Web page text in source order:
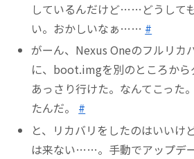
しているんだけど……どうして
い。おかしいなぁ…… #
がーん、Nexus Oneのフルリカ
に、boot.imgを別のところから
あっさり行けた。なんてこった
たんだ。 #
と、リカバリをしたのはいいけ
は来ない……。手動でアップデ